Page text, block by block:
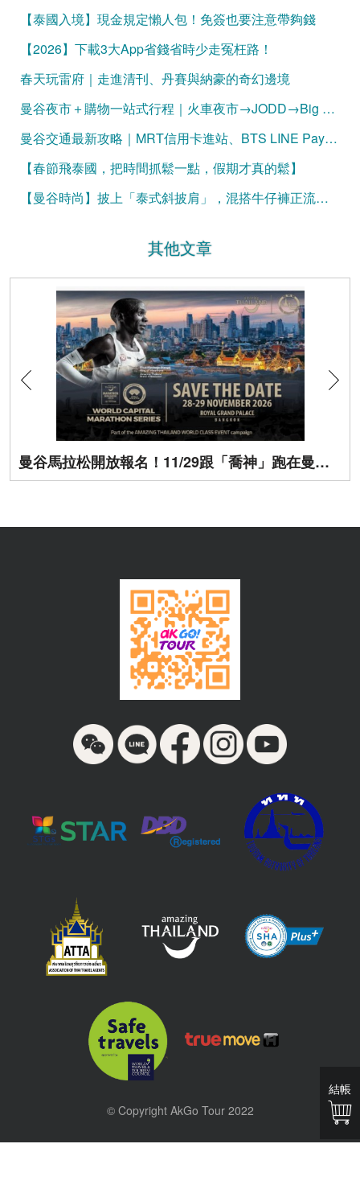
結帳
【泰國入境】現金規定懶人包！免簽也要注意帶夠錢
【2026】下載3大App省錢省時少走冤枉路！
春天玩雷府｜走進清刊、丹賽與納豪的奇幻邊境
曼谷夜市＋購物一站式行程｜火車夜市→JODD→Big C 完整攻略
曼谷交通最新攻略｜MRT信用卡進站、BTS LINE Pay購票一次看懂（2026更新）
【春節飛泰國，把時間抓鬆一點，假期才真的鬆】
【曼谷時尚】披上「泰式斜披肩」，混搭牛仔褲正流行！
其他文章
曼谷馬拉松開放報名！11/29跟「喬神」跑在曼谷街頭
© Copyright AkGo Tour 2022